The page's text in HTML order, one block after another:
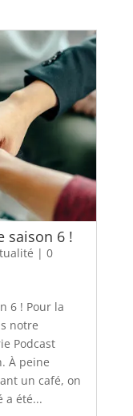
saison 6 !
| 0
6 ! Pour la
notre
Podcast
À peine
un café, on
a été...